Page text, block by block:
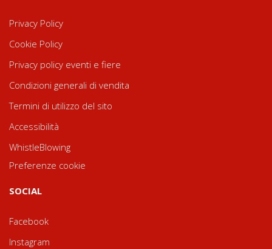
Privacy Policy
Cookie Policy
Privacy policy eventi e fiere
Condizioni generali di vendita
Termini di utilizzo del sito
Accessibilità
WhistleBlowing
Preferenze cookie
SOCIAL
Facebook
Instagram